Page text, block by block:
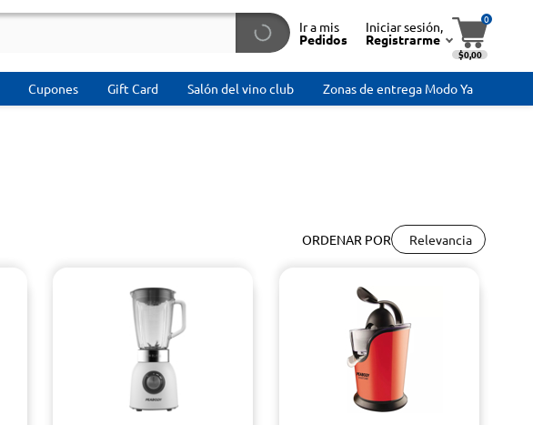
Ir a mis
Pedidos
Iniciar sesión,
Registrarme
0
$0,00
Cupones Gift Card Salón del vino club Zonas de entrega Modo Ya
ORDENAR POR Relevancia